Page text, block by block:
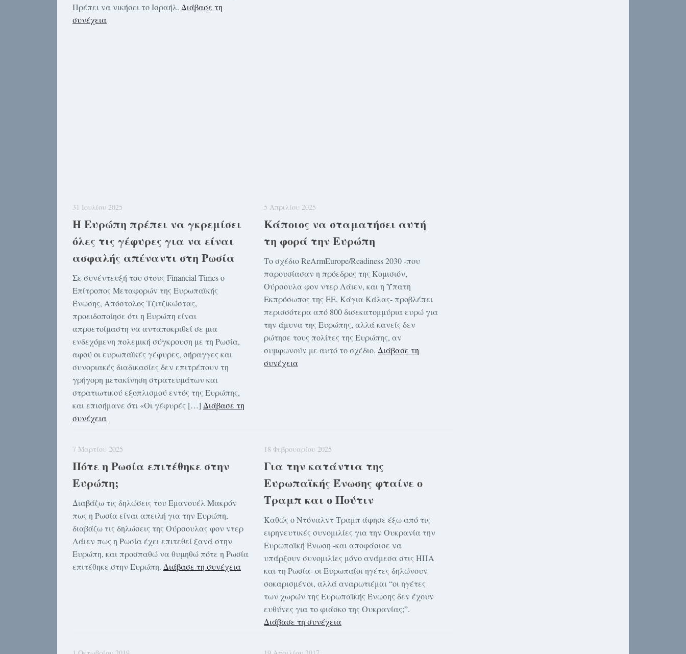
Πρέπει να νικήσει το Ισραήλ. Διάβασε τη
συνέχεια
31 Ιουλίου 2025
Η Ευρώπη πρέπει να γκρεμίσει
όλες τις γέφυρες για να είναι
ασφαλής απέναντι στη Ρωσία
Σε συνέντευξή του στους Financial Times ο
Επίτροπος Μεταφορών της Ευρωπαϊκής
Ένωσης, Απόστολος Τζιτζικώστας,
προειδοποίησε ότι η Ευρώπη είναι
απροετοίμαστη να ανταποκριθεί σε μια
ενδεχόμενη πολεμική σύγκρουση με τη Ρωσία,
αφού οι ευρωπαϊκές γέφυρες, σήραγγες και
συνοριακές διαδικασίες δεν επιτρέπουν τη
γρήγορη μετακίνηση στρατευμάτων και
στρατιωτικού εξοπλισμού εντός της Ευρώπης,
και επισήμανε ότι «Οι γέφυρές […] Διάβασε τη
συνέχεια
5 Απριλίου 2025
Κάποιος να σταματήσει αυτή
τη φορά την Ευρώπη
Tο σχέδιο ReArmEurope/Readiness 2030 -που
παρουσίασαν η πρόεδρος της Κομισιόν,
Ούρσουλα φον ντερ Λάιεν, και η Ύπατη
Εκπρόσωπος της ΕΕ, Κάγια Κάλας- προβλέπει
περισσότερα από 800 δισεκατομμύρια ευρώ για
την άμυνα της Ευρώπης, αλλά κανείς δεν
ρώτησε τους πολίτες της Ευρώπης, αν
συμφωνούν με αυτό το σχέδιο. Διάβασε τη
συνέχεια
7 Μαρτίου 2025
Πότε η Ρωσία επιτέθηκε στην
Ευρώπη;
Διαβάζω τις δηλώσεις του Εμανουέλ Μακρόν
πως η Ρωσία είναι απειλή για την Ευρώπη,
διαβάζω τις δηλώσεις της Ούρσουλας φον ντερ
Λάιεν πως η Ρωσία έχει επιτεθεί ξανά στην
Ευρώπη, και προσπαθώ να θυμηθώ πότε η Ρωσία
επιτέθηκε στην Ευρώπη. Διάβασε τη συνέχεια
18 Φεβρουαρίου 2025
Για την κατάντια της
Ευρωπαϊκής Ένωσης φταίνε ο
Τραμπ και ο Πούτιν
Καθώς ο Ντόναλντ Τραμπ άφησε έξω από τις
ειρηνευτικές συνομιλίες για την Ουκρανία την
Ευρωπαϊκή Ένωση -και αποφάσισε να
υπάρξουν συνομιλίες μόνο ανάμεσα στις ΗΠΑ
και τη Ρωσία- οι Ευρωπαίοι ηγέτες δηλώνουν
σοκαρισμένοι, αλλά αναρωτιέμαι “οι ηγέτες
των χωρών της Ευρωπαϊκής Ένωσης δεν έχουν
ευθύνες για το φιάσκο της Ουκρανίας;”.
Διάβασε τη συνέχεια